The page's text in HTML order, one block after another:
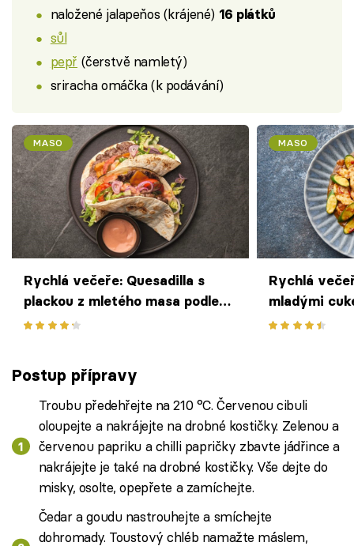
naložené jalapeňos (krájené) 16 plátků
sůl
pepř (čerstvě namletý)
sriracha omáčka (k podávání)
MASO
Rychlá večeře: Quesadilla s
plackou z mletého masa podle
Zdeňka Pohlreicha
MASO
Rychlá
mladými
Pohlreicha
Postup přípravy
Troubu předehřejte na 210 °C. Červenou cibuli
oloupejte a nakrájejte na drobné kostičky. Zelenou a
červenou papriku a chilli papričky zbavte jádřince a
nakrájejte je také na drobné kostičky. Vše dejte do
misky, osolte, opepřete a zamíchejte.
Čedar a goudu nastrouhejte a smíchejte
dohromady. Toustový chléb namažte máslem,